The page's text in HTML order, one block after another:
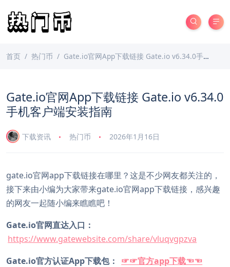
首页 热门币 Gate.io官网App下载链接 Gate.io v6.34.0手机客户端安装指南
Gate.io官网App下载链接 Gate.io v6.34.0
手机客户端安装指南
下载资讯 热门币 2026年1月16日
gate.io官网app下载链接在哪里？这是不少网友都关注的，
接下来由小编为大家带来gate.io官网app下载链接，感兴趣
的网友一起随小编来瞧瞧吧！
Gate.io官网直达入口：
https://www.gatewebsite.com/share/vluqvgpzva
Gate.io官方认证App下载包：
☞☞官方app下载☜☜